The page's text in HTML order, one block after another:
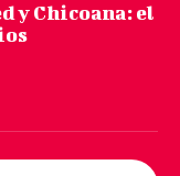
y Chicoana: el